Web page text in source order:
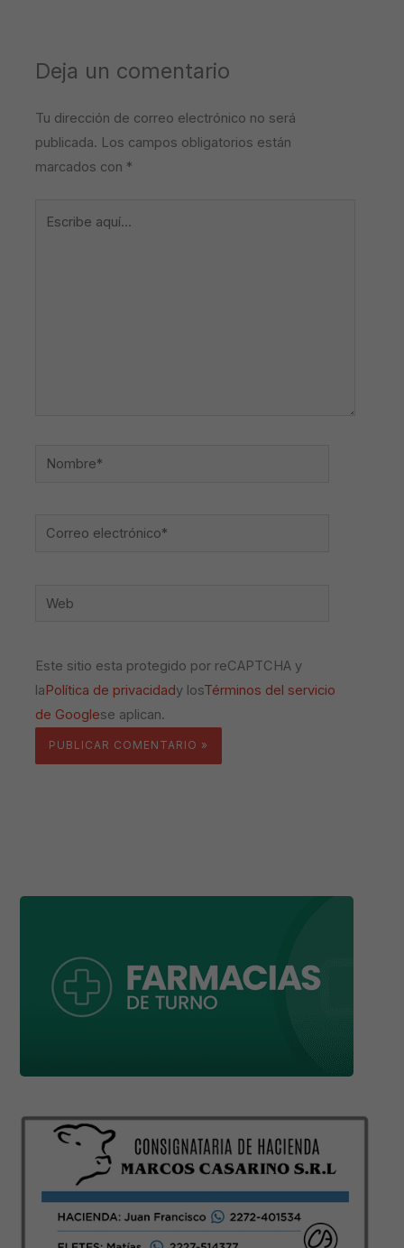
Deja un comentario
Tu dirección de correo electrónico no será
publicada. Los campos obligatorios están
marcados con *
Nombre*
Correo
Web
Este sitio esta protegido por reCAPTCHA y
laPolítica de privacidady losTérminos del servicio
de Googlese aplican.